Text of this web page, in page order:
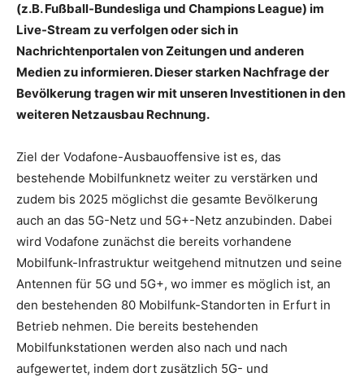
(z.B. Fußball-Bundesliga und Champions League) im
Live-Stream zu verfolgen oder sich in
Nachrichtenportalen von Zeitungen und anderen
Medien zu informieren. Dieser starken Nachfrage der
Bevölkerung tragen wir mit unseren Investitionen in den
weiteren Netzausbau Rechnung.
Ziel der Vodafone-Ausbauoffensive ist es, das
bestehende Mobilfunknetz weiter zu verstärken und
zudem bis 2025 möglichst die gesamte Bevölkerung
auch an das 5G-Netz und 5G+-Netz anzubinden. Dabei
wird Vodafone zunächst die bereits vorhandene
Mobilfunk-Infrastruktur weitgehend mitnutzen und seine
Antennen für 5G und 5G+, wo immer es möglich ist, an
den bestehenden 80 Mobilfunk-Standorten in Erfurt in
Betrieb nehmen. Die bereits bestehenden
Mobilfunkstationen werden also nach und nach
aufgewertet, indem dort zusätzlich 5G- und